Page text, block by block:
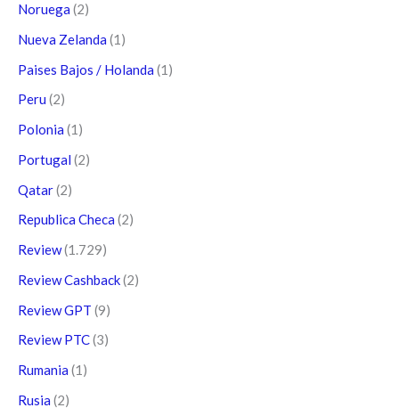
Noruega (2)
Nueva Zelanda (1)
Paises Bajos / Holanda (1)
Peru (2)
Polonia (1)
Portugal (2)
Qatar(2)
Republica Checa (2)
Review(1.729)
Review Cashback(2)
Review GPT (9)
Review PTC(3)
Rumania (1)
Rusia (2)